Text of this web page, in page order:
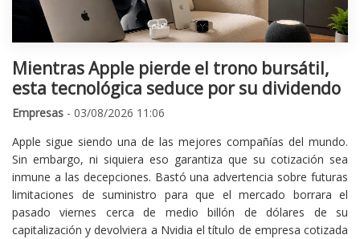
Mientras Apple pierde el trono bursátil,
esta tecnológica seduce por su dividendo
Empresas - 03/08/2026 11:06
Apple sigue siendo una de las mejores compañías del mundo.
Sin embargo, ni siquiera eso garantiza que su cotización sea
inmune a las decepciones. Bastó una advertencia sobre futuras
limitaciones de suministro para que el mercado borrara el
pasado viernes cerca de medio billón de dólares de su
capitalización y devolviera a Nvidia el título de empresa cotizada